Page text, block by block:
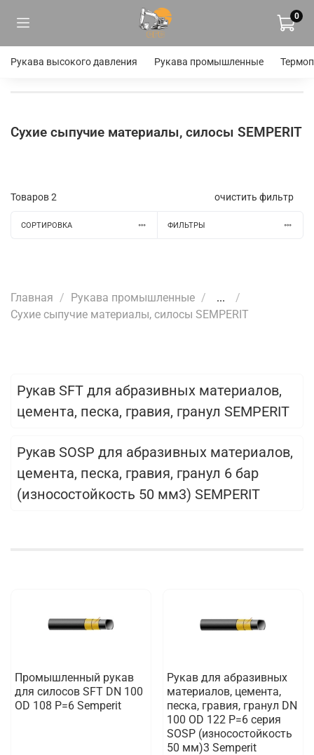
0
Рукава высокого давления Рукава промышленные
Сухие сыпучие материалы, силосы SEMPERIT
Товаров2 очистить фильтр
СОРТИРОВКА ФИЛЬТРЫ
Главная Рукава промышленные
...
Сухие сыпучие материалы, силосы SEMPERIT
Рукав SFT для абразивных материалов,
цемента, песка, гравия, гранул SEMPERIT
Рукав SOSP для абразивных материалов,
цемента, песка, гравия, гранул 6 бар
(износостойкость 50 мм3) SEMPERIT
Промышленный рукав
для силосов SFT DN 100
OD 108 P=6 Semperit
Рукав для абразивных
материалов, цемента,
песка, гравия, гранул DN
100 OD 122 P=6 серия
SOSP (износостойкость
50 мм)3 Semperit